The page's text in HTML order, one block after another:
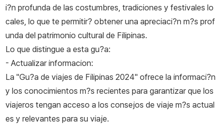
i?n profunda de las costumbres, tradiciones y festivales lo
cales, lo que te permitir? obtener una apreciaci?n m?s prof
unda del patrimonio cultural de Filipinas.
Lo que distingue a esta gu?a:
- Actualizar informacion:
La "Gu?a de viajes de Filipinas 2024" ofrece la informaci?n
y los conocimientos m?s recientes para garantizar que los
viajeros tengan acceso a los consejos de viaje m?s actual
es y relevantes para su viaje.